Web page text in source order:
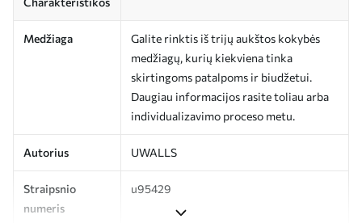
Medžiaga
Galite rinktis iš trijų aukštos kokybės
medžiagų, kurių kiekviena tinka
skirtingoms patalpoms ir biudžetui.
Daugiau informacijos rasite toliau arba
individualizavimo proceso metu.
Autorius UWALLS
Straipsnio
numeris
u95429